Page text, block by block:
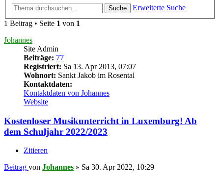
Suche
Erweiterte Suche
1 Beitrag • Seite 1 von 1
Johannes
Site Admin
Beiträge: 77
Registriert: Sa 13. Apr 2013, 07:07
Wohnort: Sankt Jakob im Rosental
Kontaktdaten:
Kontaktdaten von Johannes
Website
Kostenloser Musikunterricht in Luxemburg! Ab
dem Schuljahr 2022/2023
Zitieren
Beitrag von Johannes » Sa 30. Apr 2022, 10:29